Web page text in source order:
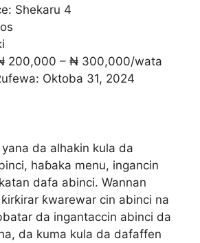
Shekaru 4
200,000 – ₦ 300,000/wata
Oktoba 31, 2024
da alhakin kula da
haɓaka menu, ingancin
dafa abinci. Wannan
ƙwarewar cin abinci na
da ingantaccin abinci da
da kuma kula da dafaffen